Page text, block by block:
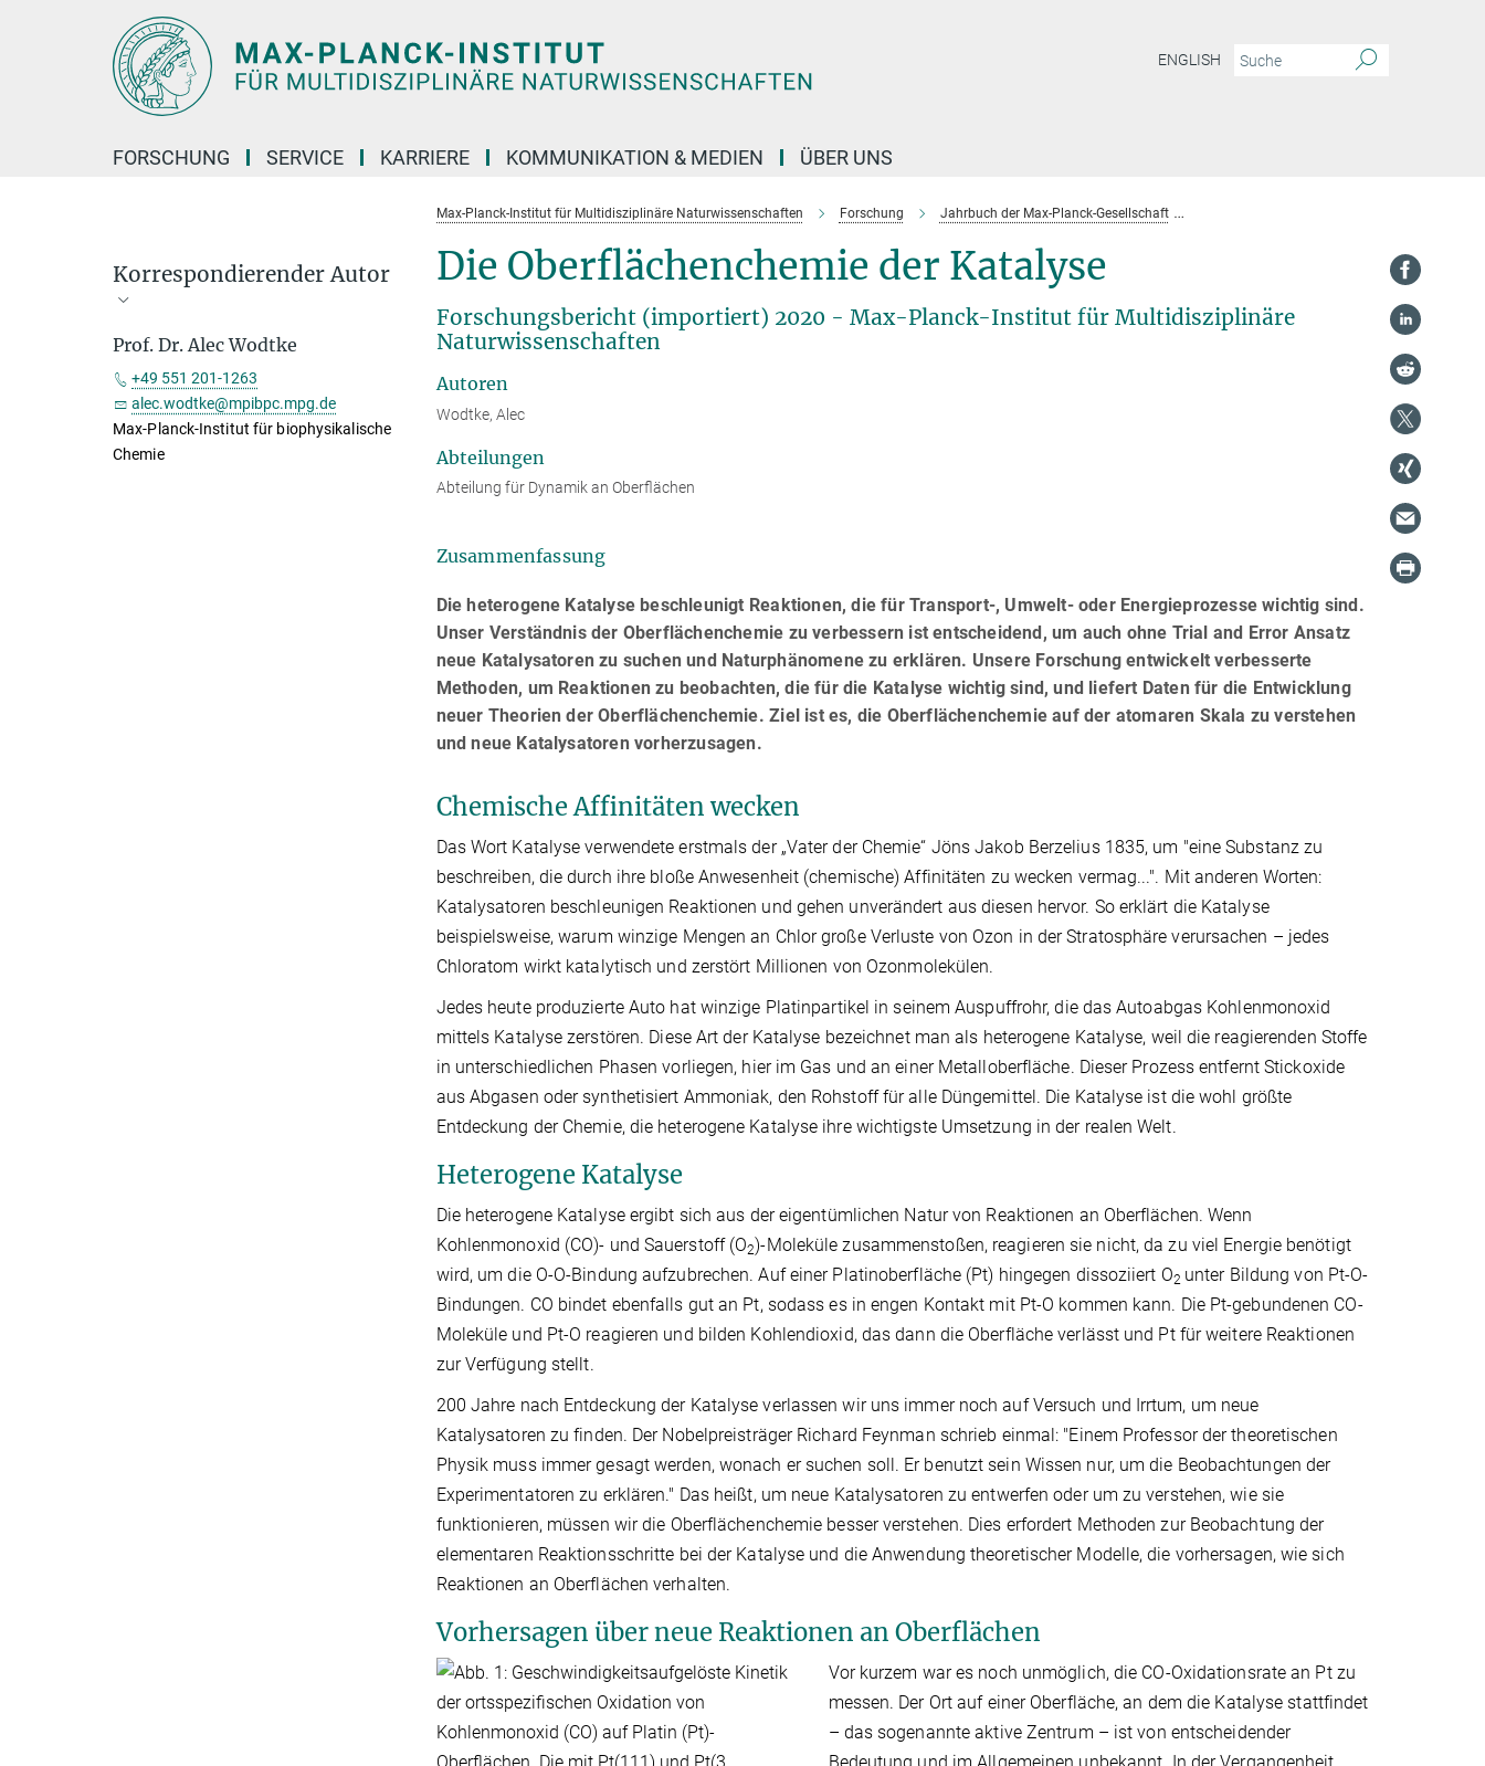
ENGLISH
FORSCHUNG SERVICE KARRIERE KOMMUNIKATION & MEDIEN ÜBER UNS
Max-Planck-Institut für Multidisziplinäre Naturwissenschaften Forschung Jahrbuch der Max-Planck-Gesellschaft
Die Oberflächenchemie der Katalyse
Forschungsbericht (importiert) 2020 - Max-Planck-Institut für Multidisziplinäre
Naturwissenschaften
Autoren
Wodtke, Alec
Abteilungen
Abteilung für Dynamik an Oberflächen
Zusammenfassung
Die heterogene Katalyse beschleunigt Reaktionen, die für Transport-, Umwelt- oder Energieprozesse wichtig sind.
Unser Verständnis der Oberflächenchemie zu verbessern ist entscheidend, um auch ohne Trial and Error Ansatz
neue Katalysatoren zu suchen und Naturphänomene zu erklären. Unsere Forschung entwickelt verbesserte
Methoden, um Reaktionen zu beobachten, die für die Katalyse wichtig sind, und liefert Daten für die Entwicklung
neuer Theorien der Oberflächenchemie. Ziel ist es, die Oberflächenchemie auf der atomaren Skala zu verstehen
und neue Katalysatoren vorherzusagen.
Chemische Affinitäten wecken
Das Wort Katalyse verwendete erstmals der „Vater der Chemie“ Jöns Jakob Berzelius 1835, um "eine Substanz zu
beschreiben, die durch ihre bloße Anwesenheit (chemische) Affinitäten zu wecken vermag...". Mit anderen Worten:
Katalysatoren beschleunigen Reaktionen und gehen unverändert aus diesen hervor. So erklärt die Katalyse
beispielsweise, warum winzige Mengen an Chlor große Verluste von Ozon in der Stratosphäre verursachen – jedes
Chloratom wirkt katalytisch und zerstört Millionen von Ozonmolekülen.
Jedes heute produzierte Auto hat winzige Platinpartikel in seinem Auspuffrohr, die das Autoabgas Kohlenmonoxid
mittels Katalyse zerstören. Diese Art der Katalyse bezeichnet man als heterogene Katalyse, weil die reagierenden Stoffe
in unterschiedlichen Phasen vorliegen, hier im Gas und an einer Metalloberfläche. Dieser Prozess entfernt Stickoxide
aus Abgasen oder synthetisiert Ammoniak, den Rohstoff für alle Düngemittel. Die Katalyse ist die wohl größte
Entdeckung der Chemie, die heterogene Katalyse ihre wichtigste Umsetzung in der realen Welt.
Heterogene Katalyse
Die heterogene Katalyse ergibt sich aus der eigentümlichen Natur von Reaktionen an Oberflächen. Wenn
Kohlenmonoxid (CO)- und Sauerstoff (O2)-Moleküle zusammenstoßen, reagieren sie nicht, da zu viel Energie benötigt
wird, um die O-O-Bindung aufzubrechen. Auf einer Platinoberfläche (Pt) hingegen dissoziiert O2 unter Bildung von Pt-O-
Bindungen. CO bindet ebenfalls gut an Pt, sodass es in engen Kontakt mit Pt-O kommen kann. Die Pt-gebundenen CO-
Moleküle und Pt-O reagieren und bilden Kohlendioxid, das dann die Oberfläche verlässt und Pt für weitere Reaktionen
zur Verfügung stellt.
200 Jahre nach Entdeckung der Katalyse verlassen wir uns immer noch auf Versuch und Irrtum, um neue
Katalysatoren zu finden. Der Nobelpreisträger Richard Feynman schrieb einmal: "Einem Professor der theoretischen
Physik muss immer gesagt werden, wonach er suchen soll. Er benutzt sein Wissen nur, um die Beobachtungen der
Experimentatoren zu erklären." Das heißt, um neue Katalysatoren zu entwerfen oder um zu verstehen, wie sie
funktionieren, müssen wir die Oberflächenchemie besser verstehen. Dies erfordert Methoden zur Beobachtung der
elementaren Reaktionsschritte bei der Katalyse und die Anwendung theoretischer Modelle, die vorhersagen, wie sich
Reaktionen an Oberflächen verhalten.
Vorhersagen über neue Reaktionen an Oberflächen
Vor kurzem war es noch unmöglich, die CO-Oxidationsrate an Pt zu
messen. Der Ort auf einer Oberfläche, an dem die Katalyse stattfindet
– das sogenannte aktive Zentrum – ist von entscheidender
Korrespondierender Autor
Prof. Dr. Alec Wodtke
+49 551 201-1263
alec.wodtke@mpibpc.mpg.de
Max-Planck-Institut für biophysikalische
Chemie